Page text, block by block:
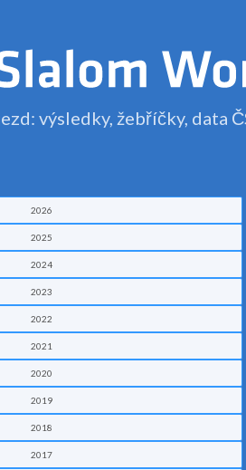
výsledky, žebříčky, data
2026
2025
2024
2023
2022
2021
2020
2019
2018
2017